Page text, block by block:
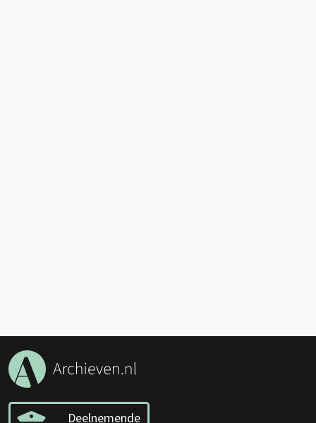
Deelnemende